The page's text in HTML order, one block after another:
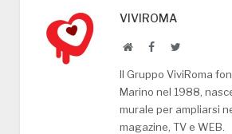
VIVIROMA
WebsiteFacebookTwitter
Il Gruppo ViviRoma
Marino nel 1988,
murale per ampliarsi
magazine, TV e WEB.